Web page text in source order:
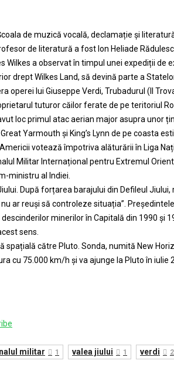
de muzică vocală, declamație și
de literatură a fost Ion Heliade
Wilkes a observat în timpul unei expediții de
drept Wilkes Land, să devină parte a
operei lui Giuseppe Verdi, Trubadurul (Il
tuturor căilor ferate de pe teritoriul
loc primul atac aerian major asupra unor
Yarmouth și King’s Lynn de pe coasta
votează împotriva alăturării în Liga
Militar Internațional pentru Extremul
ministru al Indiei.
După forțarea barajului din Defileul
ar reuși să controleze situația”.
minerilor în Capitală din 1990 și
sens.
spațială către Pluto. Sonda, numită New
cu 75.000 km/h și va ajunge la Pluto în iulie
militar 1 valea jiului 1 verdi 2